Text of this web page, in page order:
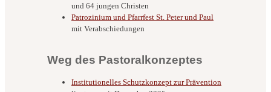
und 64 jungen Christen
Patrozinium und Pfarrfest St. Peter und Paul
mit Verabschiedungen
Weg des Pastoralkonzeptes
Institutionelles Schutzkonzept zur Prävention